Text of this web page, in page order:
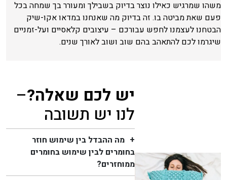
משהו שמרגיש כאילו נוצר בדיוק בשבילך ומעורר בך שמחה בכל
פעם שאת מביטה בו. זה בדיוק מה שאנחנו במדאו אקו-שיק
הבטחנו לעצמנו לחפש עבורכם – עיצובים קלאסיים ועל-זמניים
שיגרמו לכם להתאהב בהם שוב ושוב לאורך שנים.
יש לכם שאלה?–
לנו יש תשובה
מה ההבדל בין שימוש חוזר
בחומרים לבין שימוש בחומרים
ממוחזרים?